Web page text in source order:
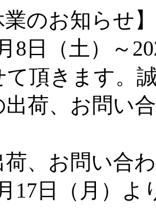
業のお知らせ】
8日（土）～
て頂きます。
出荷、お問い
荷、お問い合
17日（月）